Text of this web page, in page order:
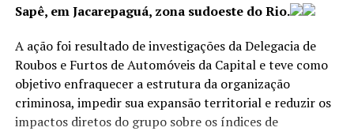
150 mil e que chegou a receber bônus de R$ 1 milhão de
Cabral
Sérgio Cabral foi preso em novembro de 2016, suspeito
de receber propina para a concessão de obras públicas.
Sapê, em Jacarepaguá, zona sudoeste do Rio.
A ação foi resultado de investigações da Delegacia de
Roubos e Furtos de Automóveis da Capital e teve como
objetivo enfraquecer a estrutura da organização
criminosa, impedir sua expansão territorial e reduzir os
impactos diretos do grupo sobre os índices de